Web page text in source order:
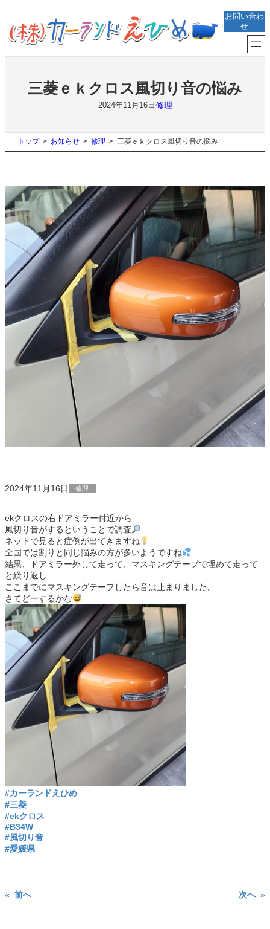
を
ス
キ
お問い合わ
せ
三菱ｅｋクロス風切り音の悩み
2024年11月16日 修理
トップ お知らせ 修理 三菱ｅｋクロス風切り音の悩み
2024年11月16日 修理
ekクロスの右ドアミラー付近から
風切り音がするということで調査
ネットで見ると症例が出てきますね
全国では割りと同じ悩みの方が多いようですね
結果、ドアミラー外して走って、マスキングテープで埋めて走って
と繰り返し
ここまでにマスキングテープしたら音は止まりました。
さてどーするかな
#カーランドえひめ
#三菱
#ekクロス
#B34W
#風切り音
#愛媛県
« 前へ 次へ »